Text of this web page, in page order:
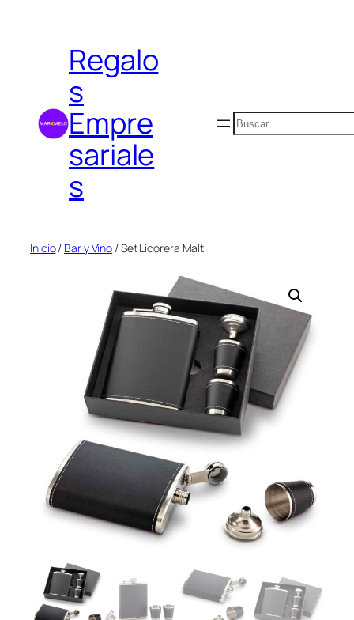
contenidoRegalo
s
Empre
sariale
s
Buscar
Inicio/ Bar y Vino / Set Licorera Malt